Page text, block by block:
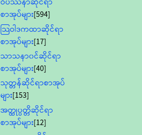
စာအုပ်များ[594]
သြဝါဒကထာဆိုင်ရာ
စာအုပ်များ[17]
သာသနာ၀င်ဆိုင်ရာ
စာအုပ်များ[40]
သုတ္တန်ဆိုင်ရာစာအုပ်
များ[153]
အတ္ထုပ္ပတ္တိဆိုင်ရာ
စာအုပ်များ[12]